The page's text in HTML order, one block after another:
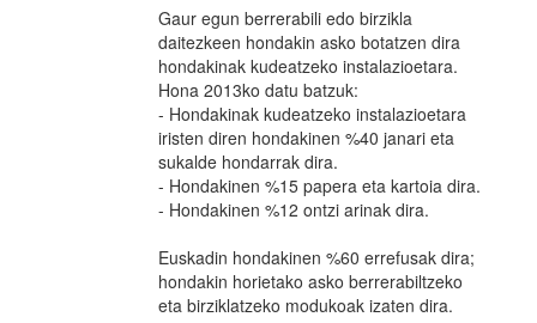
Gaur egun berrerabili edo birzikla
daitezkeen hondakin asko botatzen dira
hondakinak kudeatzeko instalazioetara.
Hona 2013ko datu batzuk:
- Hondakinak kudeatzeko instalazioetara
iristen diren hondakinen %40 janari eta
sukalde hondarrak dira.
- Hondakinen %15 papera eta kartoia dira.
- Hondakinen %12 ontzi arinak dira.
Euskadin hondakinen %60 errefusak dira;
hondakin horietako asko berrerabiltzeko
eta birziklatzeko modukoak izaten dira.